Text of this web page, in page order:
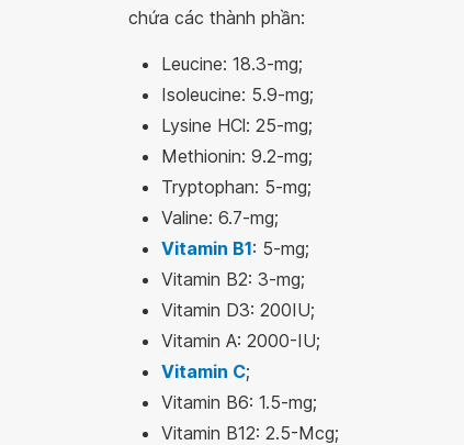
chứa các thành phần:
Leucine: 18.3-mg;
Isoleucine: 5.9-mg;
Lysine HCl: 25-mg;
Methionin: 9.2-mg;
Tryptophan: 5-mg;
Valine: 6.7-mg;
Vitamin B1: 5-mg;
Vitamin B2: 3-mg;
Vitamin D3: 200IU;
Vitamin A: 2000-IU;
Vitamin C;
Vitamin B6: 1.5-mg;
Vitamin B12: 2.5-Mcg;